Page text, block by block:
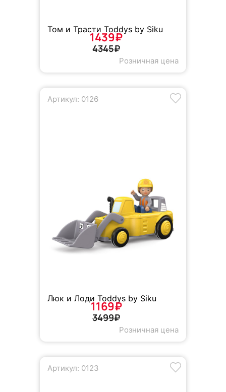
Том и Трасти Toddys by Siku
1439₽
4345₽
Розничная цена
Артикул: 0126
Люк и Лоди Toddys by Siku
1169₽
3499₽
Розничная цена
Артикул: 0123